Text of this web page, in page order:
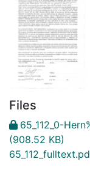
Files
65_112_0-
(908.52 KB)